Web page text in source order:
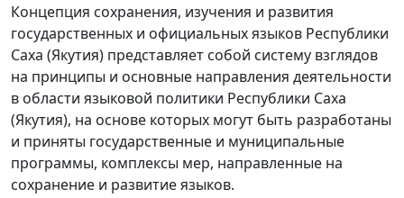
Концепция сохранения, изучения и развития
государственных и официальных языков Республики
Саха (Якутия) представляет собой систему взглядов
на принципы и основные направления деятельности
в области языковой политики Республики Саха
(Якутия), на основе которых могут быть разработаны
и приняты государственные и муниципальные
программы, комплексы мер, направленные на
сохранение и развитие языков.